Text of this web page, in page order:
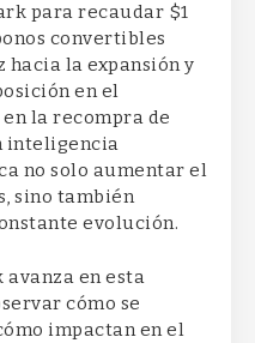
para recaudar $1
convertibles
hacia la expansión y
en el
la recompra de
inteligencia
no solo aumentar el
sino también
evolución.
avanza en esta
cómo se
impactan en el